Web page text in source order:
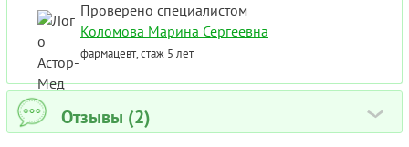
Проверено специалистом
Коломова Марина Сергеевна
фармацевт, стаж 5 лет
Отзывы (2) ›